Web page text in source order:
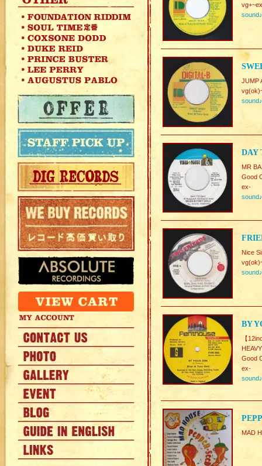
sound♪
JUMP
sound♪
DAY
MR
Good
ex-
sound♪
Nice
sound♪
BY
【
Good
ex-
sound♪
MAD